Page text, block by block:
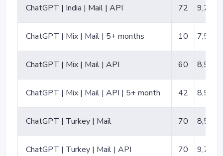
ChatGPT | India | Mail | API 72 9,70 ₽
ChatGPT | Mix | Mail | 5+ months 10 7,50 ₽
ChatGPT | Mix | Mail | API 60 8,50 ₽
ChatGPT | Mix | Mail | API | 5+ month 42 8,50 ₽
ChatGPT | Turkey | Mail 70 8,50 ₽
ChatGPT | Turkey | Mail | API 70 9,70 ₽